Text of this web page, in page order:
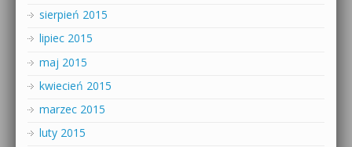
sierpień 2015
lipiec 2015
maj 2015
kwiecień 2015
marzec 2015
luty 2015